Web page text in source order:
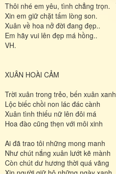
Thôi nhé em yêu, tình chẳng trọn.
Xin em giữ chặt tấm lòng son.
Xuân về hoa nở đời đang đẹp..
Em hãy vui lên đẹp má hồng..
VH.
XUÂN HOÀI CẢM
Trời xuân trong trẻo, bến xuân xanh
Lộc biếc chồi non lác đác cành
Xuân tình thiếu nữ lên đôi má
Hoa đào cũng thẹn với môi xinh
Ai đã trao tôi những mong manh
Như chút nắng xuân lướt kẽ mành
Còn chút dư hương thời quá vãng